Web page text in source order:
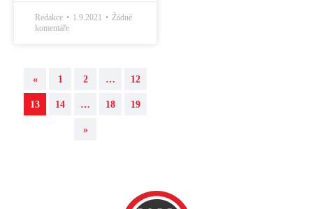
Redakce 1.9.2021
Žádné
komentáře
« 1 2 … 12
13 14 … 18 19
»